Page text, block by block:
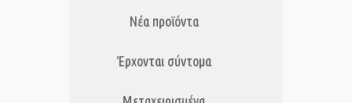
Νέα προϊόντα
Έρχονται σύντομα